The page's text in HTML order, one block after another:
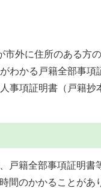
市外に住所のある方
わかる戸籍全部事項
事項証明書（戸籍抄
戸籍全部事項証明書
間のかかることがあ